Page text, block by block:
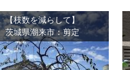
【枝数を減らして】
茨城県潮来市：剪定